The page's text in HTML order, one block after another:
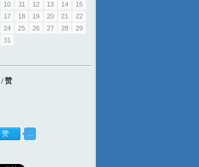
10 11 12 13 14
15
17 18 19 20 21
22
24 25 26 27 28
29
31
赞